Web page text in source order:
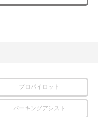
プロパイロット
パーキングアシスト